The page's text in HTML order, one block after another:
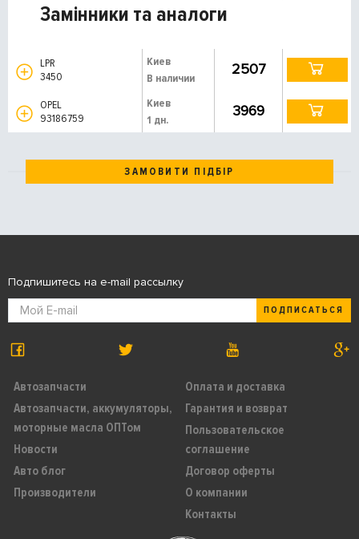
Замінники та аналоги
LPR
3450
Киев
В наличии
2507
OPEL
93186759
Киев
1 дн.
3969
ЗАМОВИТИ ПІДБІР
Автозапчасти
Автозапчасти, аккумуляторы,
моторные масла ОПТом
Новости
Авто блог
Производители
Оплата и доставка
Гарантия и возврат
Пользовательское
соглашение
Договор оферты
О компании
Контакты
Подпишитесь на e-mail рассылку
ПОДПИСАТЬСЯ